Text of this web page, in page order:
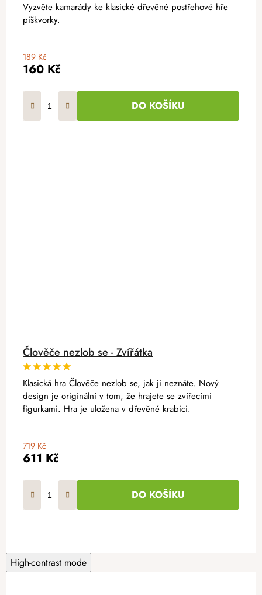
160 Kč
189 Kč
DO KOŠÍKU
Vyzvěte kamarády ke klasické dřevěné postřehové hře
piškvorky.
Člověče nezlob se - Zvířátka
611 Kč
719 Kč
DO KOŠÍKU
Klasická hra Člověče nezlob se, jak ji neznáte. Nový
design je originální v tom, že hrajete se zvířecími
figurkami. Hra je uložena v dřevěné krabici.
High-contrast mode